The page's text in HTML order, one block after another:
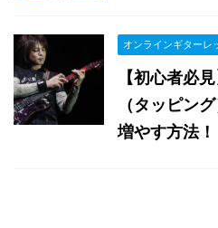
オンラインギターレ
【初心者必
（タッピン
増やす方法！